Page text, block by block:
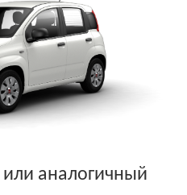
или аналогичный